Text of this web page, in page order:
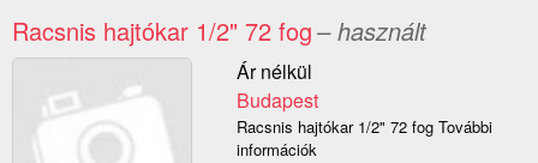
Racsnis hajtókar 1/2" 72 fog– használt
Ár nélkül
Budapest
Racsnis hajtókar 1/2" 72 fog További
információk